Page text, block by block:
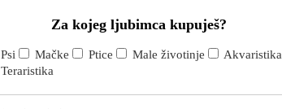
Za kojeg ljubimca kupuješ?
Psi Mačke Ptice Male životinje
Akvaristika
Teraristika